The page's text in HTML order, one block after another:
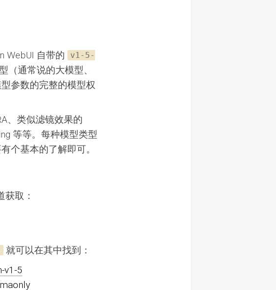
WebUI 自带的
v1-5-
（通常说的大模型、
参数的完整的模型权
、类似滤镜效果的
等等。每种模型类型
个基本的了解即可。
取：
就可以在其中找到：
v1-5